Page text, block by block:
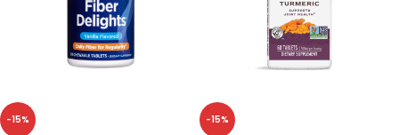
-15% -15%